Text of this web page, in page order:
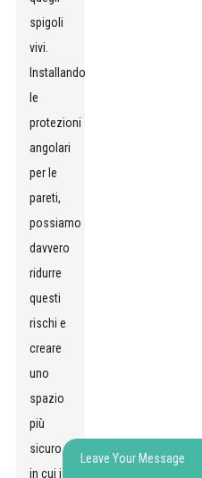
spigoli
vivi.
Installando
le
protezioni
angolari
per le
pareti,
possiamo
davvero
ridurre
questi
rischi e
creare
uno
spazio
più
sicuro
in cui i
Leave Your Message